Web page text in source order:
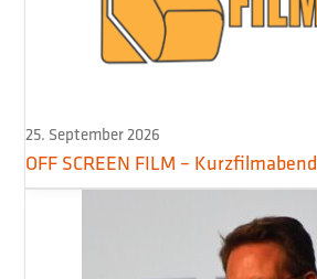
25. September 2026
OFF SCREEN FILM – Kurzfilmabend